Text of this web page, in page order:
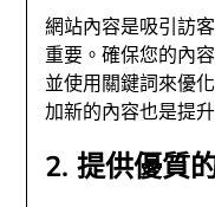
網站內容是吸引訪
重要。確保您的內
並使用關鍵詞來優
加新的內容也是提
2. 提供優質